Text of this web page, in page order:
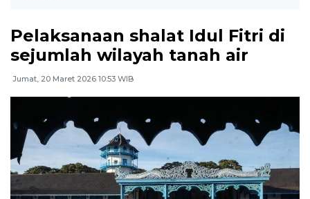
Pelaksanaan shalat Idul Fitri di
sejumlah wilayah tanah air
Jumat, 20 Maret 2026 10:53 WIB